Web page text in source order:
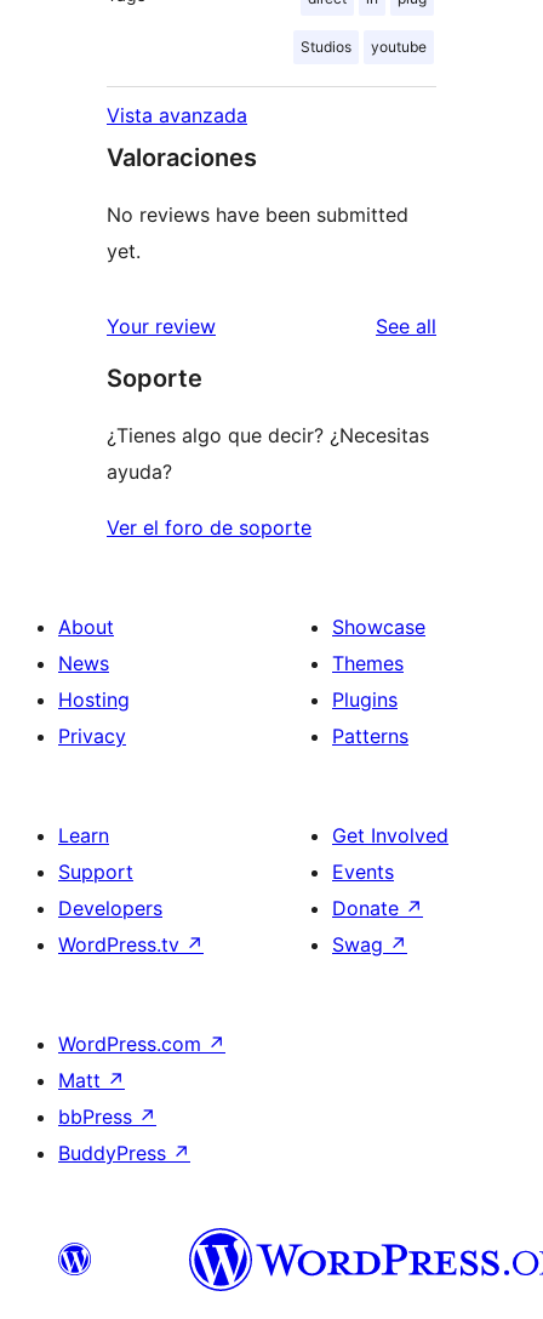
Studios youtube
Vista avanzada
Valoraciones
No reviews have been submitted
yet.
Your review See all
Soporte
¿Tienes algo que decir? ¿Necesitas
ayuda?
Ver el foro de soporte
About
News
Hosting
Privacy
Showcase
Themes
Plugins
Patterns
Learn
Support
Developers
WordPress.tv ↗
Get Involved
Events
Donate ↗
Swag ↗
WordPress.com ↗
Matt ↗
bbPress ↗
BuddyPress ↗